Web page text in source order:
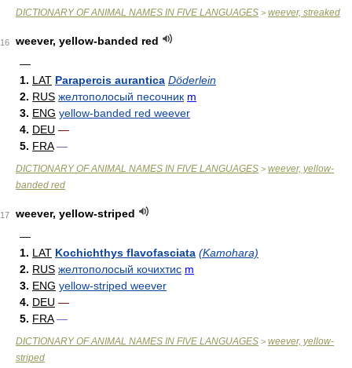
DICTIONARY OF ANIMAL NAMES IN FIVE LANGUAGES > weever, streaked
16
weever, yellow-banded red
—
1. LAT Parapercis aurantica Döderlein
2. RUS желтополосый песочник m
3. ENG yellow-banded red weever
4. DEU —
5. FRA —
DICTIONARY OF ANIMAL NAMES IN FIVE LANGUAGES > weever, yellow-
banded red
17
weever, yellow-striped
—
1. LAT Kochichthys flavofasciata (Kamohara)
2. RUS желтополосый кочихтис m
3. ENG yellow-striped weever
4. DEU —
5. FRA —
DICTIONARY OF ANIMAL NAMES IN FIVE LANGUAGES > weever, yellow-
striped